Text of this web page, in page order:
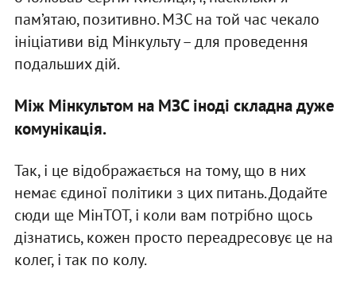
пам’ятаю, позитивно. МЗС на той час чекало
ініціативи від Мінкульту – для проведення
подальших дій.
Між Мінкультом на МЗС іноді складна дуже
комунікація.
Так, і це відображається на тому, що в них
немає єдиної політики з цих питань. Додайте
сюди ще МінТОТ, і коли вам потрібно щось
дізнатись, кожен просто переадресовує це на
колег, і так по колу.